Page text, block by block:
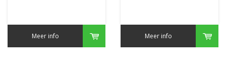
Meer info Meer info